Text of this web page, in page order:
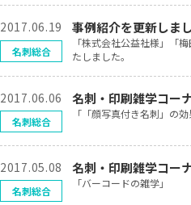
2017.06.19 事例紹介を更新しまし
「株式会社公益社様」「
たしました。
名刺総合
2017.06.06 名刺・印刷雑学コー
「「顔写真付き名刺」の効
名刺総合
2017.05.08 名刺・印刷雑学コー
「バーコードの雑学」
名刺総合